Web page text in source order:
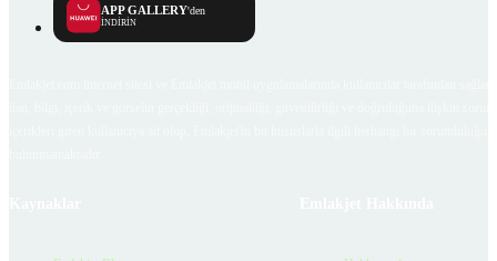
APP GALLERY'den
İNDİRİN